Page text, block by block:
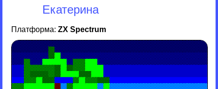
Екатерина
Платформа: ZX Spectrum